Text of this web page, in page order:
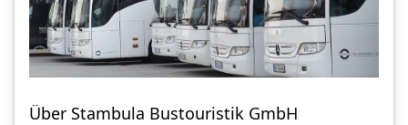
Über Stambula Bustouristik GmbH